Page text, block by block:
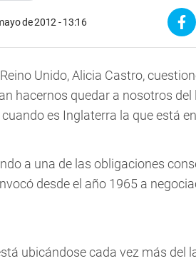
de 2012 - 13:16
Unido, Alicia Castro,
hacernos quedar a nosotros del
es Inglaterra la que está
a una de las obligaciones
desde el año 1965 a
ubicándose cada vez más del